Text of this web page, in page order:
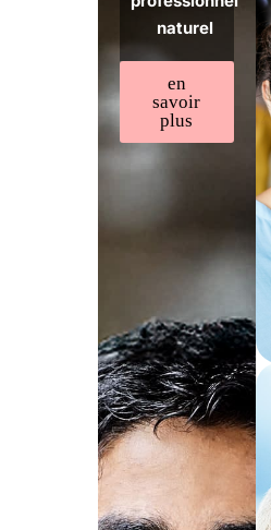
naturel
en
savoir
plus